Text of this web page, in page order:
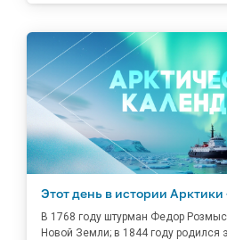
Этот день в истории Арктики
В 1768 году штурман Федор
Новой Земли; в 1844 году родился